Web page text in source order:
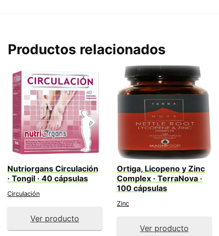
Productos relacionados
Nutriorgans Circulación
· Tongil · 40 cápsulas
Circulación
Ver producto
Ortiga, Licopeno y Zinc
Complex · TerraNova ·
100 cápsulas
Zinc
Ver producto